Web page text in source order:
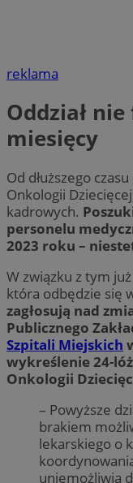
reklama
Oddział
miesięcy
Od dłuższego
Onkologii
kadrowych.
personelu
2023 roku –
W związku z tym
która odbędzie się
zagłosują nad
Publicznego
Szpitali Miejskich
wykreślenie 24-
Onkologii
– Powyższe
brakiem
lekarskiego o
uniemożliwia